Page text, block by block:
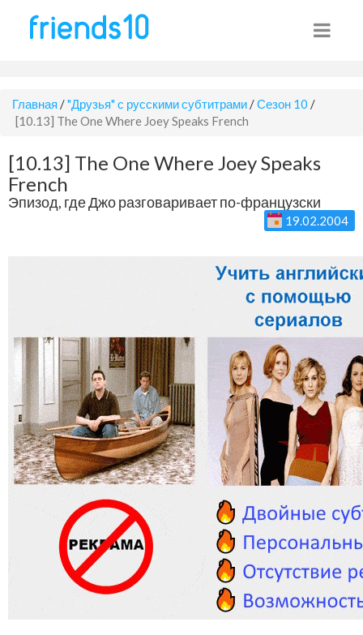
Главная /"Друзья" с русскими субтитрами /Сезон 10 /
[10.13] The One Where Joey Speaks French
[10.13] The One Where Joey Speaks
French
Эпизод, где Джо разговаривает по-французски
19.02.2004